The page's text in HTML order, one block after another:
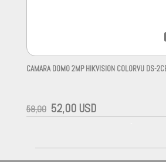
CAMARA DOMO 2MP HIKVISION COLORVU DS-
58,00 52,00 USD